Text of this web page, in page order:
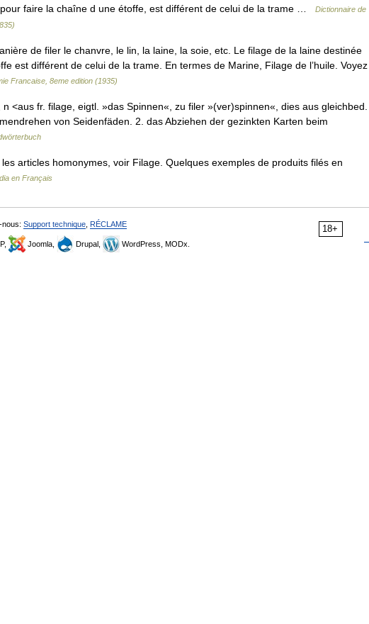
faire la chaîne d une étoffe, est différent de celui de la trame …
Dictionnaire de
de filer le chanvre, le lin, la laine, la soie, etc. Le filage de la laine destinée
est différent de celui de la trame. En termes de Marine, Filage de l’huile. Voyez
Francaise, 8eme edition (1935)
<aus fr. filage, eigtl. »das Spinnen«, zu filer »(ver)spinnen«, dies aus gleichbed.
von Seidenfäden. 2. das Abziehen der gezinkten Karten beim
articles homonymes, voir Filage. Quelques exemples de produits filés en
en Français
18+
nous: Support technique RÉCLAME
Joomla, Drupal, WordPress, MODx.